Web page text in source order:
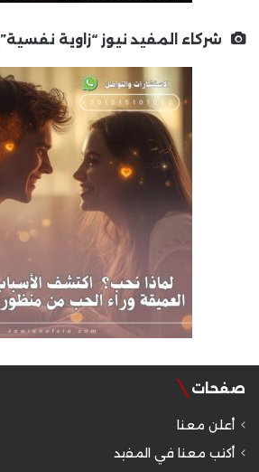
شركاء المفيد نيوز “زاوية نفسية”
صفحات
أعلن معنا
أكتب معنا في المفيد